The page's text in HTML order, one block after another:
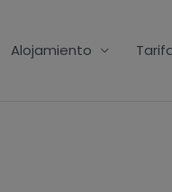
Alojamiento